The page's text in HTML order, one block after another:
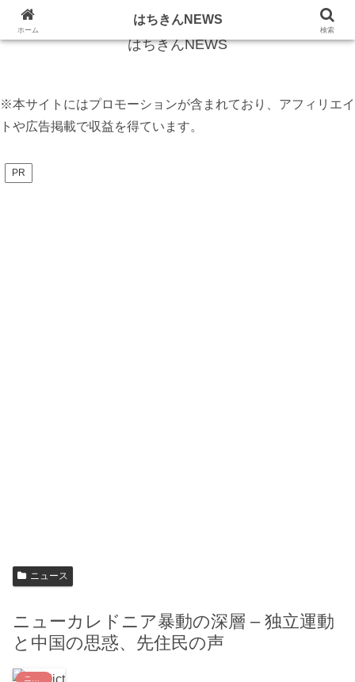
はちきんNEWS
※本サイトにはプロモーションが含まれており、アフィリエイ
トや広告掲載で収益を得ています。
PR
ニュース
ニューカレドニア暴動の深層 – 独立運動
と中国の思惑、先住民の声
ホーム
はちきんNEWS
検索